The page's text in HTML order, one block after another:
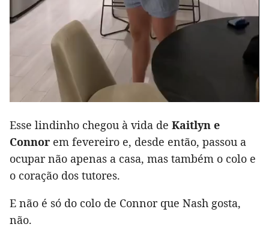
Esse lindinho chegou à vida de Kaitlyn e
Connor em fevereiro e, desde então, passou a
ocupar não apenas a casa, mas também o colo e
o coração dos tutores.
E não é só do colo de Connor que Nash gosta,
não.